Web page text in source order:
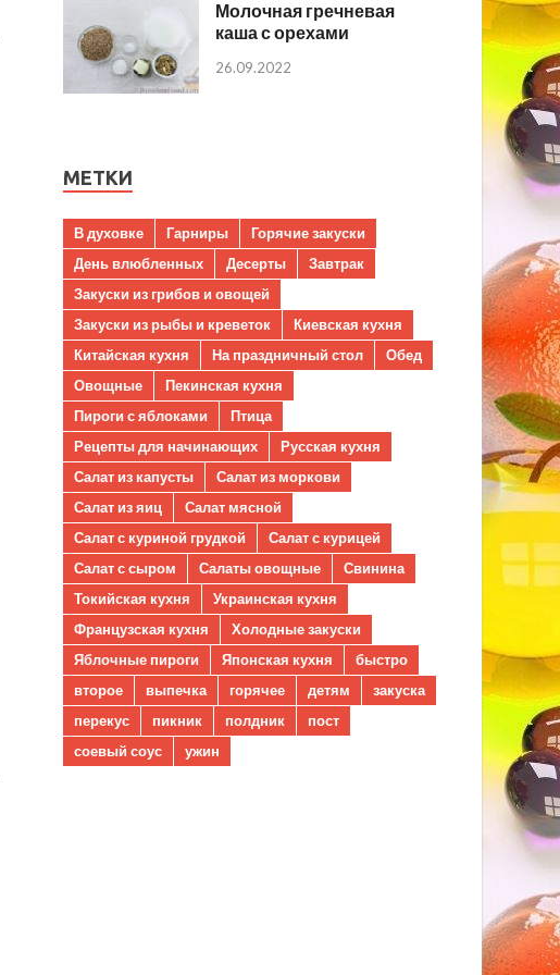
Молочная гречневая
каша с орехами
26.09.2022
МЕТКИ
В духовке Гарниры
Горячие закуски
День влюбленных
Десерты
Завтрак
Закуски из грибов и овощей
Закуски из рыбы и креветок
Киевская кухня
Китайская кухня
На праздничный стол
Обед
Овощные
Пекинская кухня
Пироги с яблоками
Птица
Рецепты для начинающих
Русская кухня
Салат из капусты
Салат из моркови
Салат из яиц
Салат мясной
Салат с куриной грудкой
Салат с курицей
Салат с сыром
Салаты овощные
Свинина
Токийская кухня
Украинская кухня
Французская кухня
Холодные закуски
Яблочные пироги
Японская кухня
быстро
второе
выпечка горячее детям
закуска
перекус
пикник полдник
пост
соевый соус
ужин